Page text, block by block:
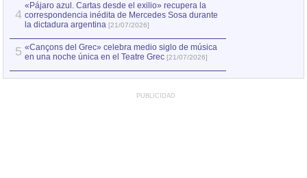
4
«Pájaro azul. Cartas desde el exilio» recupera la
correspondencia inédita de Mercedes Sosa durante
la dictadura argentina [21/07/2026]
5 «Cançons del Grec» celebra medio siglo de música
en una noche única en el Teatre Grec [21/07/2026]
PUBLICIDAD